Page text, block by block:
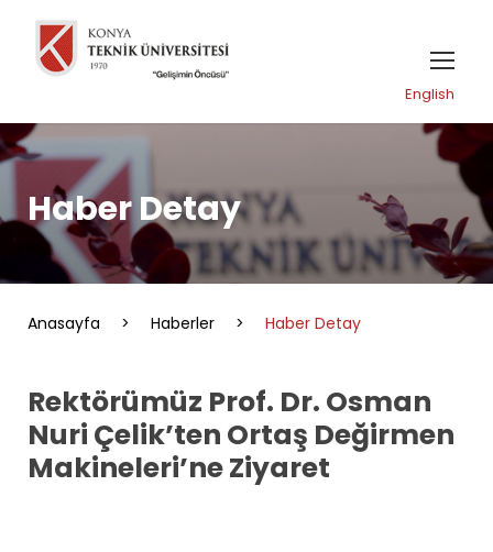
English
Haber Detay
Anasayfa > Haberler > Haber Detay
Rektörümüz Prof. Dr. Osman
Nuri Çelik’ten Ortaş Değirmen
Makineleri’ne Ziyaret